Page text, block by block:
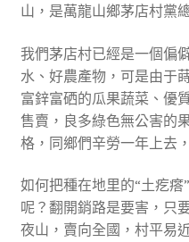
山，是萬龍山鄉茅店村黨
我們茅店村已經是一個偏
水、好農產物，可是由于
富鋅富硒的瓜果蔬菜、優
售賣，良多綠色無公害的
格，同鄉們辛勞一年上去
如何把種在地里的“土疙瘩
呢？翻開銷路是要害，只
夜山，賣向全國，村平易